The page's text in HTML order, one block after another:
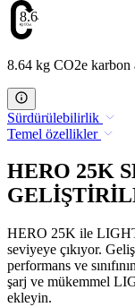
8.64
8.64 kg CO2e karbon
Sürdürülebilirlik
Temel özellikler
HERO 25K
HERO 25K ile
seviyeye çıkıyor.
performans ve
şarj ve mükemmel
ekleyin.